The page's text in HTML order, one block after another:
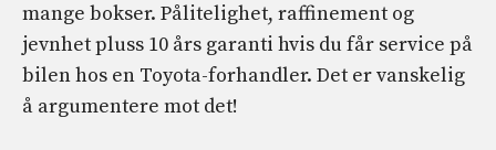
mange bokser. Pålitelighet, raffinement og
jevnhet pluss 10 års garanti hvis du får service på
bilen hos en Toyota-forhandler. Det er vanskelig
å argumentere mot det!